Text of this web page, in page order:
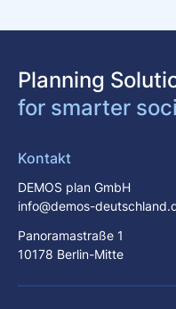
Planning
for smarter
Kontakt
DEMOS plan GmbH
info@demos-
Panoramastraße 1
10178 Berlin-Mitte